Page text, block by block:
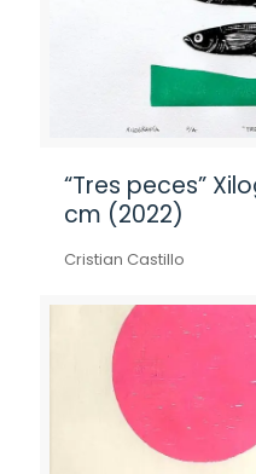
“Tres peces”
cm (2022)
Cristian Castillo